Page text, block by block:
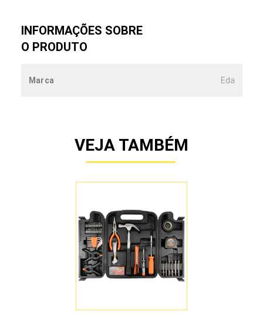
INFORMAÇÕES SOBRE
O PRODUTO
Marca Eda
VEJA TAMBÉM